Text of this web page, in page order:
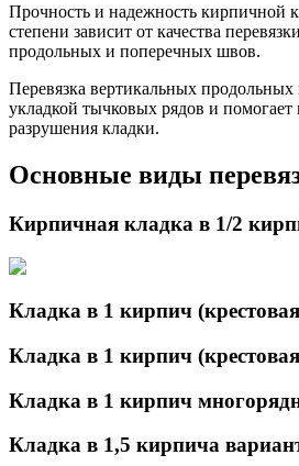
Прочность и надежность кирпичной
степени зависит от качества
продольных и поперечных швов.
Перевязка вертикальных продольных
укладкой тычковых рядов и помогает
разрушения кладки.
Основные виды
Кирпичная кладка в 1/2
Кладка в 1 кирпич
Кладка в 1 кирпич
Кладка в 1 кирпич
Кладка в 1,5 кирпича